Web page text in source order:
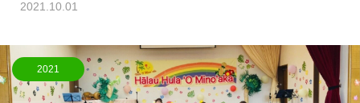
2021.10.01
2021